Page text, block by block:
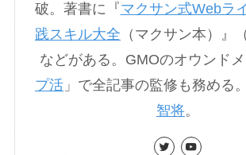
破。著書に『マクサン式Webラ
践スキル大全 （マクサン本）』（
などがある。GMOのオウンドメ
プ活 」で全記事の監修も務める
智将。